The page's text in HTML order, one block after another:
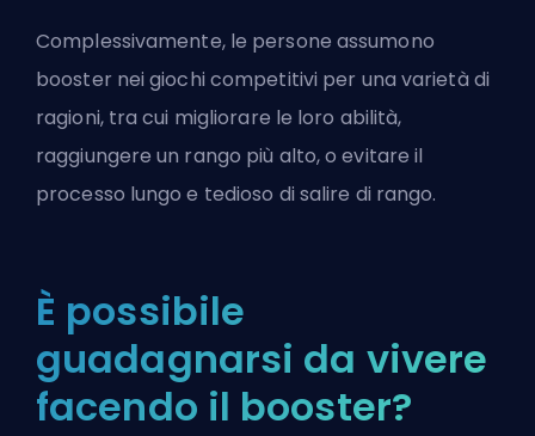
Complessivamente, le persone assumono
booster nei giochi competitivi per una varietà di
ragioni, tra cui migliorare le loro abilità,
raggiungere un rango più alto, o evitare il
processo lungo e tedioso di salire di rango.
È possibile
guadagnarsi da vivere
facendo il booster?